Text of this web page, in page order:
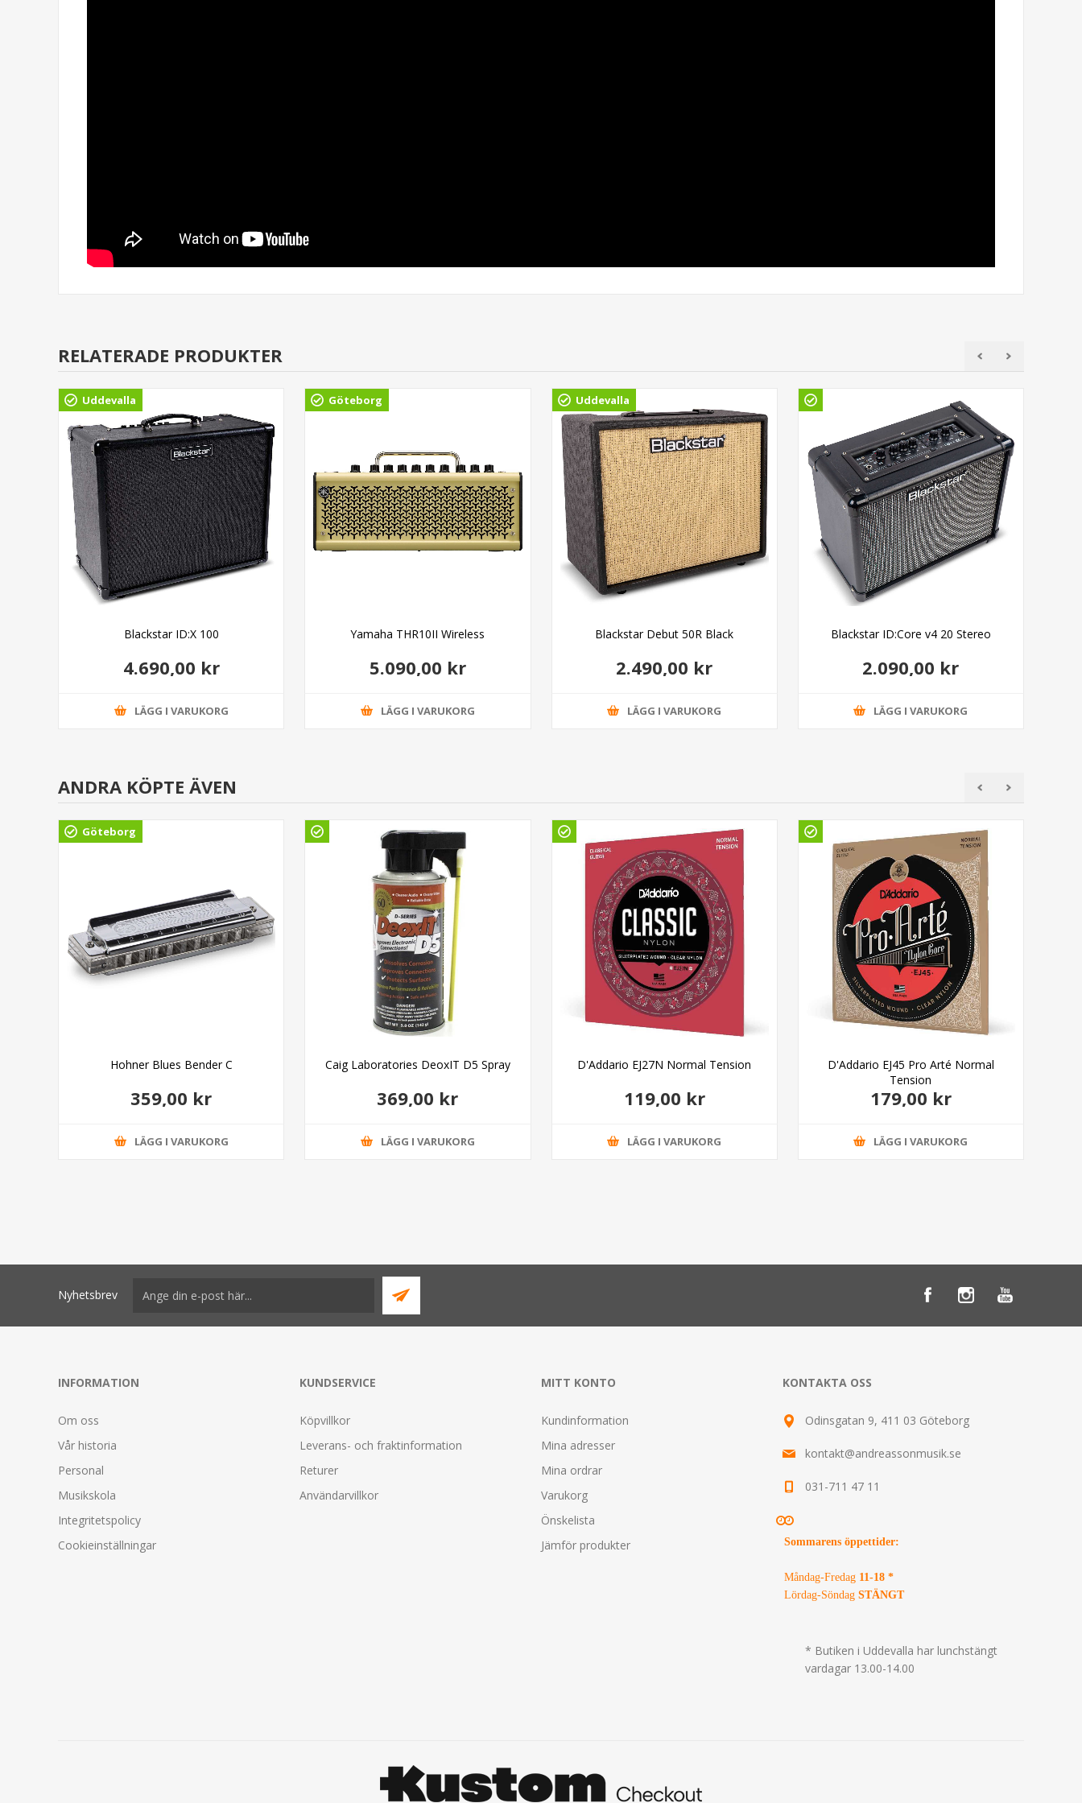
RELATERADE PRODUKTER
Uddevalla
Blackstar ID:X 100
4.690,00 kr
LÄGG I VARUKORG
Göteborg
Yamaha THR10II Wireless
5.090,00 kr
LÄGG I VARUKORG
Uddevalla
Blackstar Debut 50R Black
2.490,00 kr
LÄGG I VARUKORG
Blackstar ID:Core v4 20 Stereo
2.090,00 kr
LÄGG I VARUKORG
ANDRA KÖPTE ÄVEN
Göteborg
Hohner Blues Bender C
359,00 kr
LÄGG I VARUKORG
Caig Laboratories DeoxIT D5 Spray
369,00 kr
LÄGG I VARUKORG
D'Addario EJ27N Normal Tension
119,00 kr
LÄGG I VARUKORG
D'Addario EJ45 Pro Arté Normal
Tension
179,00 kr
LÄGG I VARUKORG
Nyhetsbrev
INFORMATION
Om oss
Vår historia
Personal
Musikskola
Integritetspolicy
Cookieinställningar
KUNDSERVICE
Köpvillkor
Leverans- och fraktinformation
Returer
Användarvillkor
MITT KONTO
Kundinformation
Mina adresser
Mina ordrar
Varukorg
Önskelista
Jämför produkter
KONTAKTA OSS
Odinsgatan 9, 411 03 Göteborg
kontakt@andreassonmusik.se
031-711 47 11
Sommarens öppettider:
Måndag-Fredag 11-18 *
Lördag-Söndag STÄNGT
* Butiken i Uddevalla har lunchstängt
vardagar 13.00-14.00